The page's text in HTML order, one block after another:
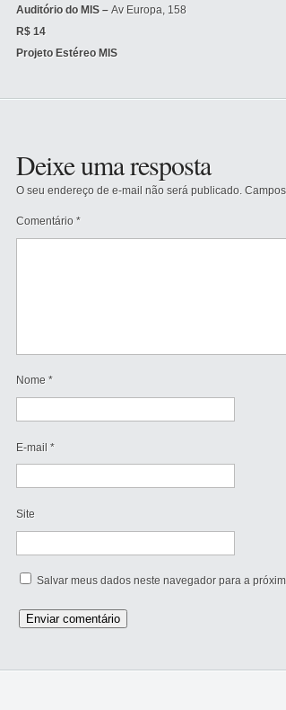
Auditório do MIS – Av Europa, 158
R$ 14
Projeto Estéreo MIS
Deixe uma resposta
O seu endereço de e-mail não será publicado.
Comentário *
Nome *
E-mail *
Site
Salvar meus dados neste navegador para a